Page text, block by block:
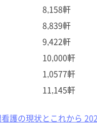
8,158軒
8,839軒
9,422軒
10,000軒
1,0577軒
11,145軒
護の現状とこれから